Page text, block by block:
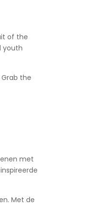
of the
youth
the
met
Met de